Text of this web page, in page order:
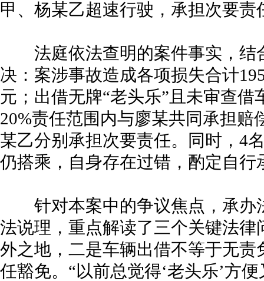
甲、杨某乙超速行驶，承担次要责
法庭依法查明的案件事实，结
决：案涉事故造成各项损失合计
元；出借无牌“老头乐”且未审查
20%责任范围内与廖某共同承担赔
某乙分别承担次要责任。同时，4
仍搭乘，自身存在过错，酌定自行
针对本案中的争议焦点，承办
法说理，重点解读了三个关键法律
外之地，二是车辆出借不等于无
任豁免。“以前总觉得‘老头乐’方